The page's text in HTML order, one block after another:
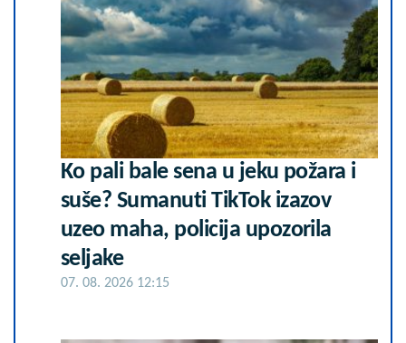
Ko pali bale sena u jeku požara i
suše? Sumanuti TikTok izazov
uzeo maha, policija upozorila
seljake
07. 08. 2026 12:15